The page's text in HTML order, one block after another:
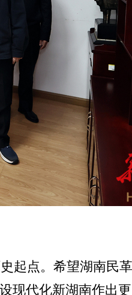
起点。希望湖南民
现代化新湖南作出